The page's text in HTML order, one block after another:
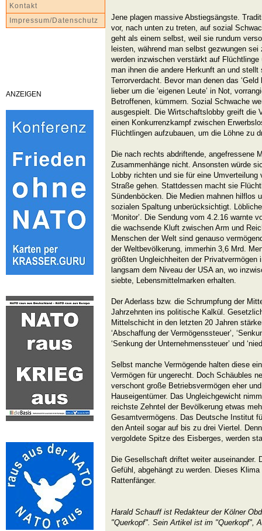
Kontakt
Impressum/Datenschutz
ANZEIGEN
Jene plagen massive Abstiegsängste.
vor, nach unten zu treten, auf sozial
geht als einem selbst, weil sie rundum
leisten, während man selbst gezwungen
werden inzwischen verstärkt auf
man ihnen die andere Herkunft an und stellt
Terrorverdacht. Bevor man denen das
lieber um die ‘eigenen Leute’ in Not,
Betroffenen, kümmern. Sozial Schwache
ausgespielt. Die Wirtschaftslobby greift die
einen Konkurrenzkampf zwischen
Flüchtlingen aufzubauen, um die Löhne zu
Die nach rechts abdriftende, angefressene
Zusammenhänge nicht. Ansonsten würde
Lobby richten und sie für eine
Straße gehen. Stattdessen macht sie
Sündenböcken. Die Medien mahnen hilflos
sozialen Spaltung unberücksichtigt.
‘Monitor’. Die Sendung vom 4.2.16 warnte
die wachsende Kluft zwischen Arm und
Menschen der Welt sind genauso
der Weltbevölkerung, immerhin 3,6 Mrd.
größten Ungleichheiten der Privatvermögen
langsam dem Niveau der USA an, wo
siebte, Lebensmittelmarken erhalten.
Der Aderlass bzw. die Schrumpfung der
Jahrzehnten ins politische Kalkül.
Mittelschicht in den letzten 20 Jahren
‘Abschaffung der Vermögenssteuer’,
‘Senkung der Unternehmenssteuer’ und
Selbst manche Vermögende halten diese
Vermögen für ungerecht. Doch Schäubles
verschont große Betriebsvermögen eher
Hauseigentümer. Das Ungleichgewicht
reichste Zehntel der Bevölkerung etwas
Gesamtvermögens. Das Deutsche Institut
den Anteil sogar auf bis zu drei Viertel.
vergoldete Spitze des Eisberges, werden
Die Gesellschaft driftet weiter auseinander.
Gefühl, abgehängt zu werden. Dieses
Rattenfänger.
Harald Schauff ist Redakteur der Kölner
"Querkopf". Sein Artikel ist im "Querkopf",